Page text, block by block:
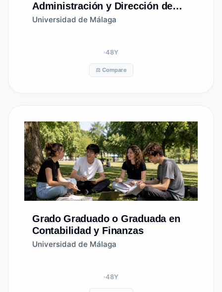
Administración y Dirección de
Empresas
Universidad de Málaga
48Y
⚖️ Compare
Grado Graduado o Graduada en
Contabilidad y Finanzas
Universidad de Málaga
48Y